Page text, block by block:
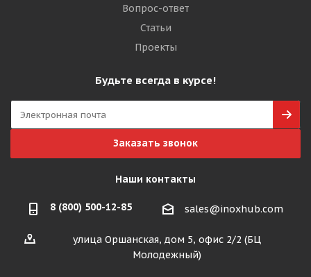
Вопрос-ответ
Статьи
Проекты
Будьте всегда в курсе!
Заказать звонок
Наши контакты
8 (800) 500-12-85 sales@inoxhub.com
улица Оршанская, дом 5, офис 2/2 (БЦ
Молодежный)